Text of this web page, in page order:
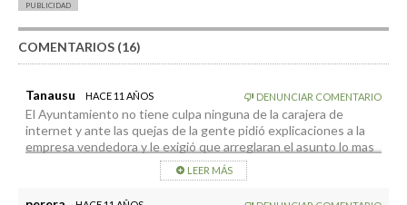
PUBLICIDAD
COMENTARIOS (16)
Tanausu HACE 11 AÑOS DENUNCIAR COMENTARIO
El Ayuntamiento no tiene culpa ninguna de la carajera de
internet y ante las quejas de la gente pidió explicaciones a la
empresa vendedora y le exigió que arreglaran el asunto lo mas
rápido posible, lo que se hizo. Hay mucha gente por aquí que
opina lo que le das la gana sin tener la mas mínima idea de nada,
LEER MÁS